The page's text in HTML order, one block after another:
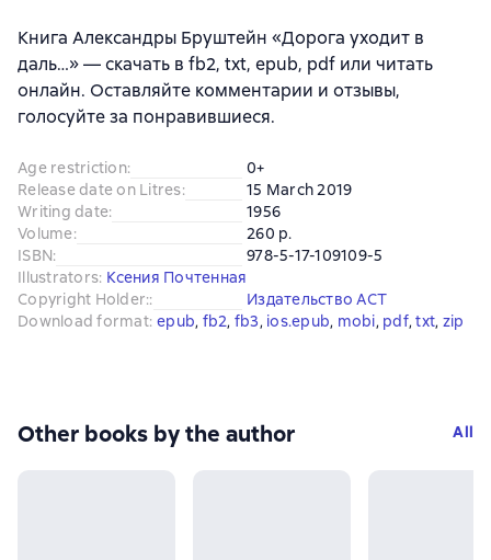
Книга Александры Бруштейн «Дорога уходит в
даль…» — скачать в fb2, txt, epub, pdf или читать
онлайн. Оставляйте комментарии и отзывы,
голосуйте за понравившиеся.
Age restriction:
0+
Release date on Litres:
15 March 2019
Writing date:
1956
Volume:
260 p.
ISBN:
978-5-17-109109-5
Illustrators: Ксения Почтенная
Copyright Holder::
Издательство АСТ
Download format: epub, fb2, fb3, ios.epub, mobi, pdf, txt, zip
Other books by the author All